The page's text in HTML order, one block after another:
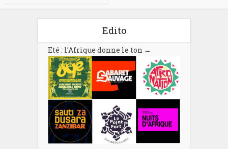
Edito
Eté : l’Afrique donne le ton →